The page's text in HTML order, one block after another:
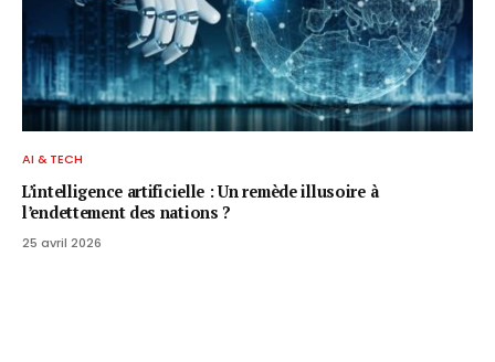
AI & TECH
L’intelligence artificielle : Un remède illusoire à
l’endettement des nations ?
25 avril 2026